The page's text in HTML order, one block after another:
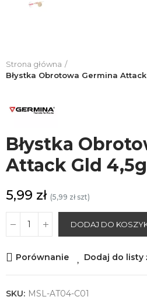
Strona główna
Błystka Obrotowa Germina
Błystka
Attack Gld 4,5g
5,99 zł (5,99 zł szt)
DODAJ DO
Porównanie Dodaj do listy
SKU: MSL-AT04-C01